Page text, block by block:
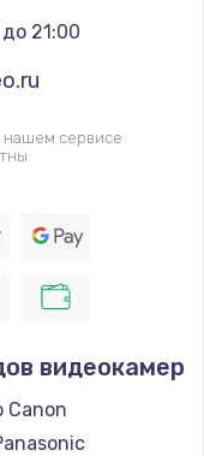
21:00
нашем сервисе
видеокамер
Canon